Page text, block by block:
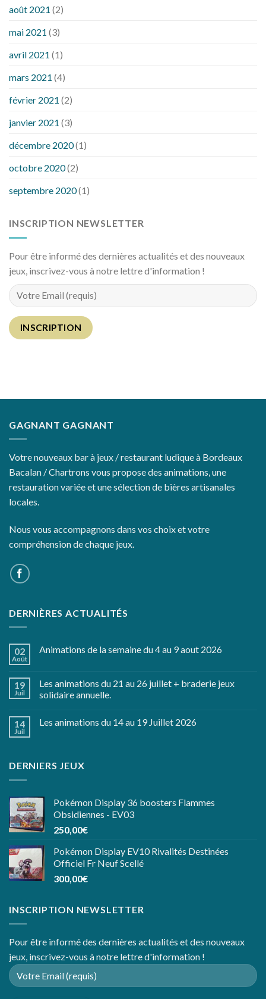
août 2021 (2)
mai 2021 (3)
avril 2021 (1)
mars 2021 (4)
février 2021 (2)
janvier 2021 (3)
décembre 2020(1)
octobre 2020(2)
septembre 2020(1)
INSCRIPTION NEWSLETTER
Pour être informé des dernières actualités et des nouveaux
jeux, inscrivez-vous à notre lettre d'information !
GAGNANT GAGNANT
Votre nouveaux bar à jeux / restaurant ludique à Bordeaux
Bacalan / Chartrons vous propose des animations, une
restauration variée et une sélection de bières artisanales
locales.
Nous vous accompagnons dans vos choix et votre
compréhension de chaque jeux.
DERNIÈRES ACTUALITÉS
02
Août
Animations de la semaine du 4 au 9 aout 2026
19
Juil
Les animations du 21 au 26 juillet + braderie jeux
solidaire annuelle.
14
Juil
Les animations du 14 au 19 Juillet 2026
DERNIERS JEUX
Pokémon Display 36 boosters Flammes
Obsidiennes - EV03
250,00€
Pokémon Display EV10 Rivalités Destinées
Officiel Fr Neuf Scellé
300,00€
INSCRIPTION NEWSLETTER
Pour être informé des dernières actualités et des nouveaux
jeux, inscrivez-vous à notre lettre d'information !